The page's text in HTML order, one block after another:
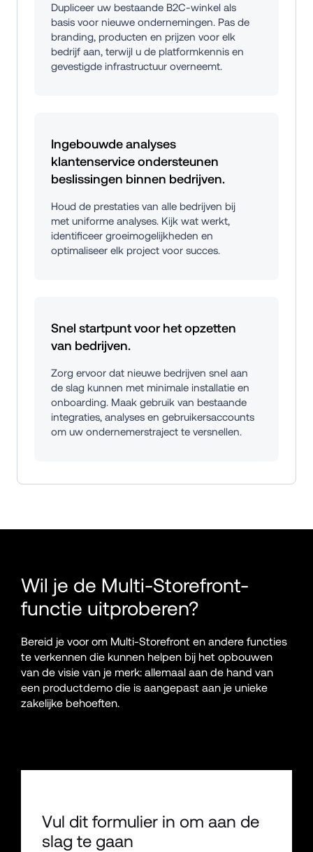
Dupliceer uw bestaande B2C-winkel als
basis voor nieuwe ondernemingen. Pas de
branding, producten en prijzen voor elk
bedrijf aan, terwijl u de platformkennis en
gevestigde infrastructuur overneemt.
Ingebouwde analyses
klantenservice ondersteunen
beslissingen binnen bedrijven.
Houd de prestaties van alle bedrijven bij
met uniforme analyses. Kijk wat werkt,
identificeer groeimogelijkheden en
optimaliseer elk project voor succes.
Snel startpunt voor het opzetten
van bedrijven.
Zorg ervoor dat nieuwe bedrijven snel aan
de slag kunnen met minimale installatie en
onboarding. Maak gebruik van bestaande
integraties, analyses en gebruikersaccounts
om uw ondernemerstraject te versnellen.
Wil je de Multi-Storefront-
functie uitproberen?
Bereid je voor om Multi-Storefront en andere functies
te verkennen die kunnen helpen bij het opbouwen
van de visie van je merk: allemaal aan de hand van
een productdemo die is aangepast aan je unieke
zakelijke behoeften.
Vul dit formulier in om aan de
slag te gaan